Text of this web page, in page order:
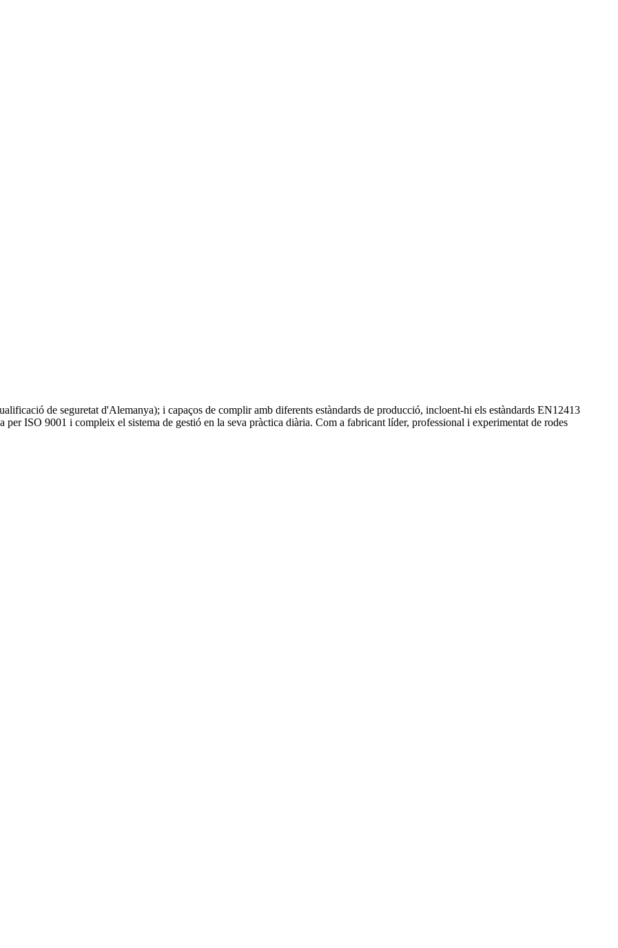
de seguretat d'Alemanya); i capaços de complir amb diferents estàndards de producció, incloent-hi els estàndards EN12413
ISO 9001 i compleix el sistema de gestió en la seva pràctica diària. Com a fabricant líder, professional i experimentat de rodes